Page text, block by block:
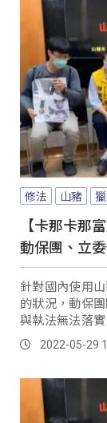
修法 山豬
【卡那卡那
動保團、立
針對國內使用
的狀況，動保
與執法無法落
法第14條、野
2022-05-29